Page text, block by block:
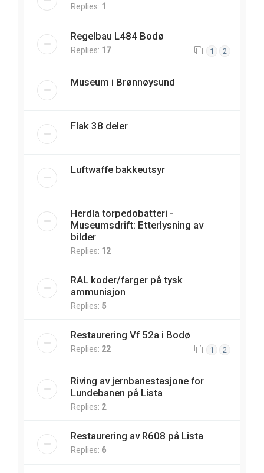
Replies: 1
Regelbau L484 Bodø
Replies: 17 1 2
Museum i Brønnøysund
Flak 38 deler
Luftwaffe bakkeutsyr
Herdla torpedobatteri -
Museumsdrift: Etterlysning av
bilder
Replies: 12
RAL koder/farger på tysk
ammunisjon
Replies: 5
Restaurering Vf 52a i Bodø
Replies: 22 1 2
Riving av jernbanestasjone for
Lundebanen på Lista
Replies: 2
Restaurering av R608 på Lista
Replies: 6